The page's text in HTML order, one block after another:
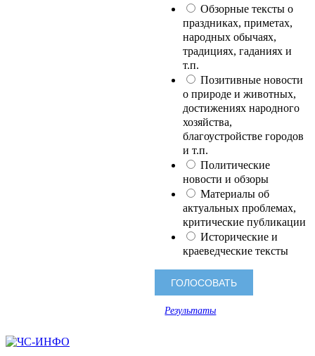
Обзорные тексты о
праздниках, приметах,
народных обычаях,
традициях, гаданиях и
т.п.
Позитивные новости
о природе и животных,
достижениях народного
хозяйства,
благоустройстве городов
и т.п.
Политические
новости и обзоры
Материалы об
актуальных проблемах,
критические публикации
Исторические и
краеведческие тексты
Результаты